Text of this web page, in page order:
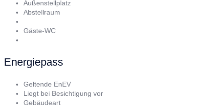
Außenstellplatz
Abstellraum
Gäste-WC
Energiepass
Geltende EnEV
Liegt bei Besichtigung vor
Gebäudeart